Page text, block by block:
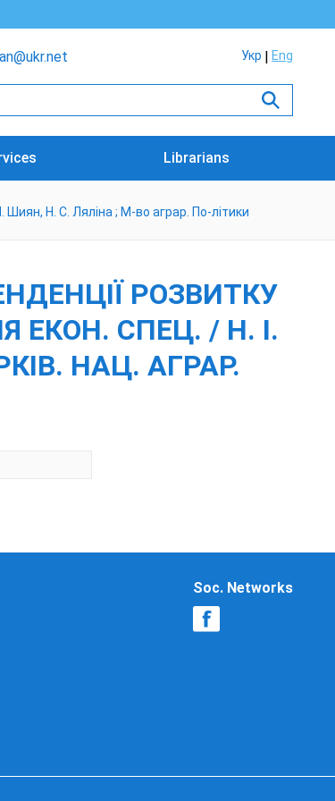
Укр Eng
Librarians
Шиян, Н. С. Ляліна ; М-во аграр. По-літики
РОЗВИТКУ
ЕКОН. СПЕЦ. / Н. І.
НАЦ. АГРАР.
Soc. Networks